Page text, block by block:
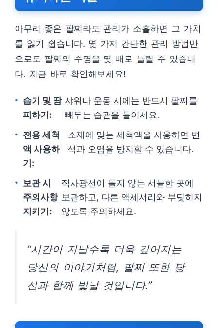
아무리 좋은 팔찌라도 관리가 소홀하면 그 가치
를 잃기 쉽습니다. 몇 가지 간단한 관리 방법만
으로도 팔찌의 수명을 몇 배로 늘릴 수 있습니
다. 지금 바로 확인해보세요!
습기 및 땀
피하기:
샤워나 운동 시에는 반드시 팔찌를
빼두는 습관을 들이세요.
전용 세척
액 사용하
기:
소재에 맞는 세척액을 사용하면 변
색과 오염을 방지할 수 있습니다.
보관 시
주의사항
지키기:
직사광선이 들지 않는 서늘한 곳에
보관하고, 다른 액세서리와 부딪히지
않도록 주의하세요.
“시간이 지날수록 더욱 깊어지는
당신의 이야기처럼, 팔찌 또한 당
신과 함께 빛날 것입니다.”